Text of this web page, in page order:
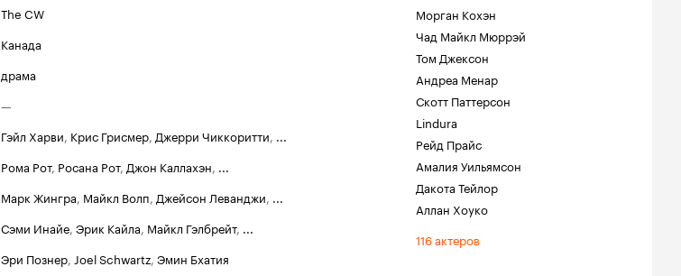
The CW
Канада
драма
—
Гэйл Харви, Крис Грисмер, Джерри Чиккоритти, ...
Рома Рот, Росана Рот, Джон Каллахэн, ...
Марк Жингра, Майкл Волп, Джейсон Леванджи, ...
Сэми Инайе, Эрик Кайла, Майкл Гэлбрейт, ...
Эри Познер, Joel Schwartz, Эмин Бхатия
Морган Кохэн
Чад Майкл Мюррэй
Том Джексон
Андреа Менар
Скотт Паттерсон
Lindura
Рейд Прайс
Амалия Уильямсон
Дакота Тейлор
Аллан Хоуко
116 актеров